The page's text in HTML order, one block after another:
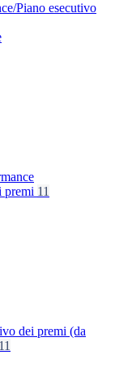
Piano esecutivo
premi 11
dei premi (da
11